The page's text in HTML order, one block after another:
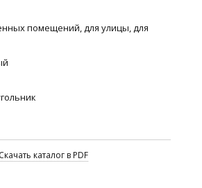
помещений, для улицы, для
Скачать каталог в PDF